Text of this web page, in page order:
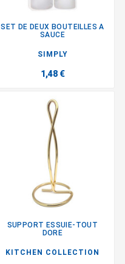
SET DE DEUX BOUTEILLES A
SAUCE
SIMPLY
1,48 €
SUPPORT ESSUIE-TOUT
DORE
KITCHEN COLLECTION